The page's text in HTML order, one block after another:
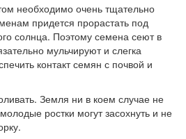
необходимо очень тщательно
придется прорастать под
солнца. Поэтому семена сеют в
мульчируют и слегка
контакт семян с почвой и
Земля ни в коем случае не
ростки могут засохнуть и не